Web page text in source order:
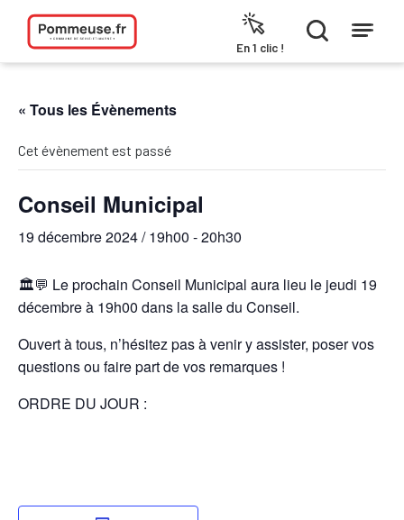
Aller au contenu
En 1 clic !
« Tous les Évènements
Cet évènement est passé
Conseil Municipal
19 décembre 2024 / 19h00 -20h30
🏛️💬 Le prochain Conseil Municipal aura lieu le jeudi 19
décembre à 19h00 dans la salle du Conseil.
Ouvert à tous, n’hésitez pas à venir y assister, poser vos
questions ou faire part de vos remarques !
ORDRE DU JOUR :